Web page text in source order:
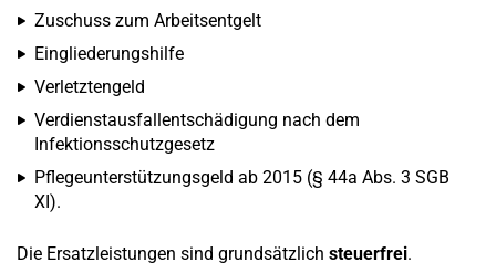
Zuschuss zum Arbeitsentgelt
Eingliederungshilfe
Verletztengeld
Verdienstausfallentschädigung nach dem
Infektionsschutzgesetz
Pflegeunterstützungsgeld ab 2015 (§ 44a Abs. 3 SGB
XI).
Die Ersatzleistungen sind grundsätzlich steuerfrei.